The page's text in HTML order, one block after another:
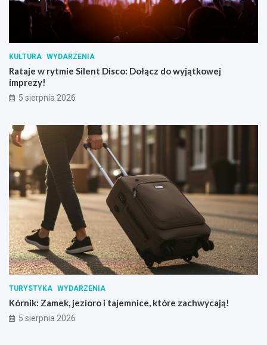
KULTURA WYDARZENIA
Rataje w rytmie Silent Disco: Dołącz do wyjątkowej
imprezy!
5 sierpnia 2026
TURYSTYKA WYDARZENIA
Kórnik: Zamek, jezioro i tajemnice, które zachwycają!
5 sierpnia 2026